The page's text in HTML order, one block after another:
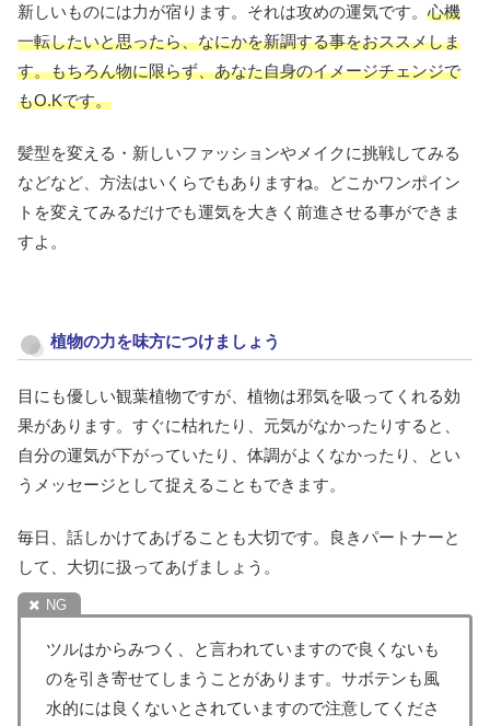
新しいものには力が宿ります。それは攻めの運気です。 心機
一転したいと思ったら、なにかを新調する事をおススメしま
す。もちろん物に限らず、あなた自身のイメージチェンジで
もO.Kです。
髪型を変える・新しいファッションやメイクに挑戦してみる
などなど、方法はいくらでもありますね。どこかワンポイン
トを変えてみるだけでも運気を大きく前進させる事ができま
すよ。
植物の力を味方につけましょう
目にも優しい観葉植物ですが、植物は邪気を吸ってくれる効
果があります。すぐに枯れたり、元気がなかったりすると、
自分の運気が下がっていたり、体調がよくなかったり、とい
うメッセージとして捉えることもできます。
毎日、話しかけてあげることも大切です。良きパートナーと
して、大切に扱ってあげましょう。
ツルはからみつく、と言われていますので良くないも
のを引き寄せてしまうことがあります。サボテンも風
水的には良くないとされていますので注意してくださ